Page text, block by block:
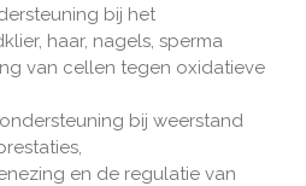
bij het
haar, nagels, sperma
van cellen tegen oxidatieve
bij weerstand
en de regulatie van